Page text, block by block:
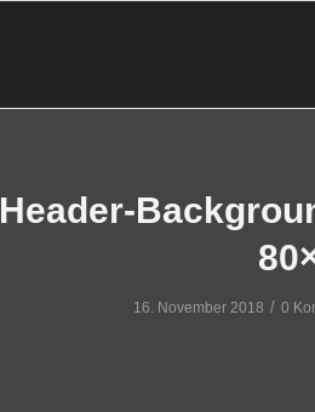
Header-
16. November 2018 / 0